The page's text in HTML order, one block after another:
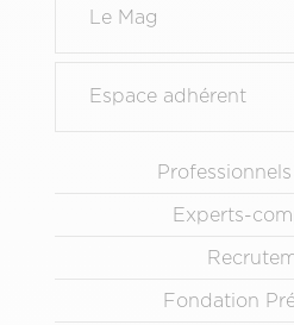
Le Mag
Espace adhérent
Experts-
Fondation